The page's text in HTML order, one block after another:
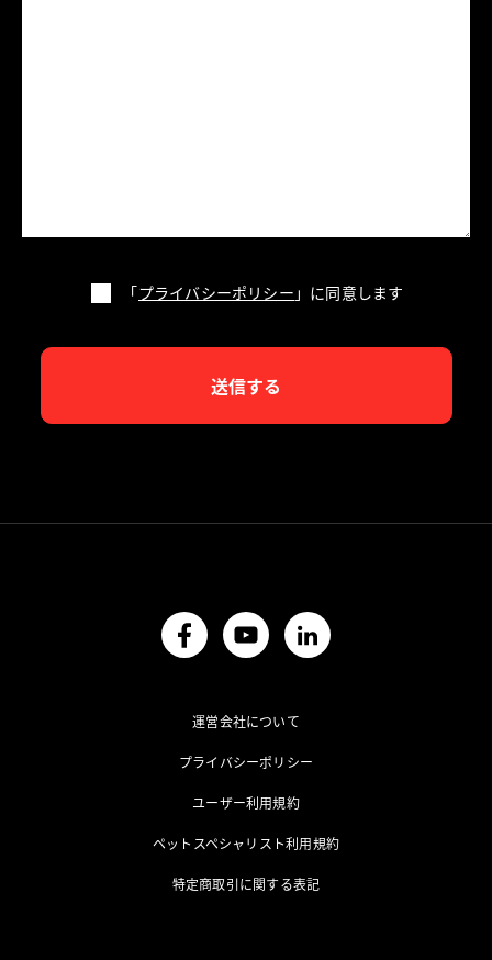
「プライバシーポリシー 」に同意します
運営会社について
プライバシーポリシー
ユーザー利用規約
ペットスペシャリスト利用規約
特定商取引に関する表記